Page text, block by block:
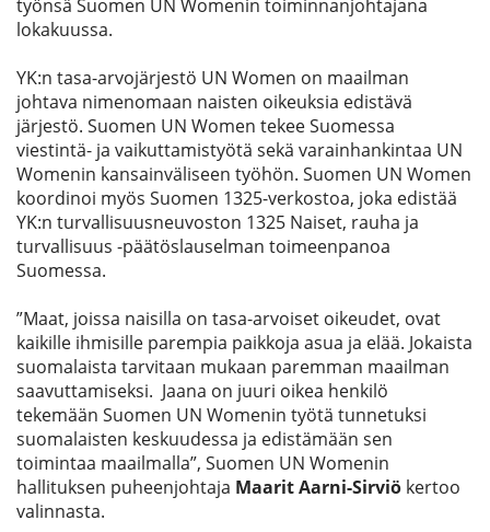
työnsä Suomen UN Womenin toiminnanjohtajana
lokakuussa.
YK:n tasa-arvojärjestö UN Women on maailman
johtava nimenomaan naisten oikeuksia edistävä
järjestö. Suomen UN Women tekee Suomessa
viestintä- ja vaikuttamistyötä sekä varainhankintaa UN
Womenin kansainväliseen työhön. Suomen UN Women
koordinoi myös Suomen 1325-verkostoa, joka edistää
YK:n turvallisuusneuvoston 1325 Naiset, rauha ja
turvallisuus -päätöslauselman toimeenpanoa
Suomessa.
”Maat, joissa naisilla on tasa-arvoiset oikeudet, ovat
kaikille ihmisille parempia paikkoja asua ja elää. Jokaista
suomalaista tarvitaan mukaan paremman maailman
saavuttamiseksi. Jaana on juuri oikea henkilö
tekemään Suomen UN Womenin työtä tunnetuksi
suomalaisten keskuudessa ja edistämään sen
toimintaa maailmalla”, Suomen UN Womenin
hallituksen puheenjohtaja Maarit Aarni-Sirviö kertoo
valinnasta.